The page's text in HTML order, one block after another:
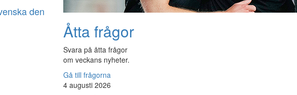
den
Åtta frågor
Svara på åtta frågor
om veckans nyheter.
Gå till frågorna
4 augusti 2026